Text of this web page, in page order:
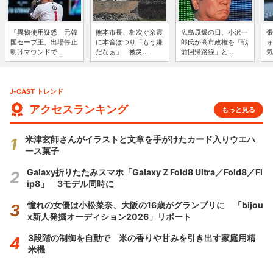
「異物使用疑惑」元韓
国セーブ王、出場停止
明けマウンドで...
熊本市長、相次ぐ余震
に本音ぽつり「もう嫌
だなぁ」 被災...
広島原爆の日、小沢一
郎氏が高市政権を「戦
前回帰路線」と...
J-CAST トレンド
アクセスランキング もっと見る
米津玄師さんがイラストと文章を手がけたカード入りウエハ
ース菓子
Galaxy折りたたみスマホ「Galaxy Z Fold8 Ultra／Fold8／Fl
ip8」 3モデル同時に
憧れの女優は小松菜奈、大阪の16歳がグランプリに 「bijou
x新人発掘オーディション2026」リポート
3段階の制御を自動で 米の香りや甘みを引き出す家庭用精
米機